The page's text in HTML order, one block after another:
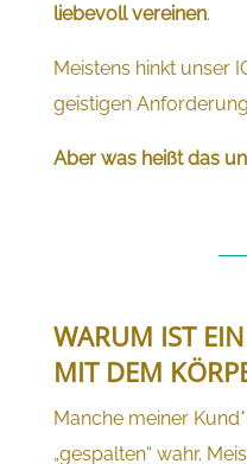
liebevoll vereinen.
Meistens hinkt unser
geistigen
Aber was heißt das
WARUM IST
MIT DEM
Manche meiner
„gespalten“ wahr.